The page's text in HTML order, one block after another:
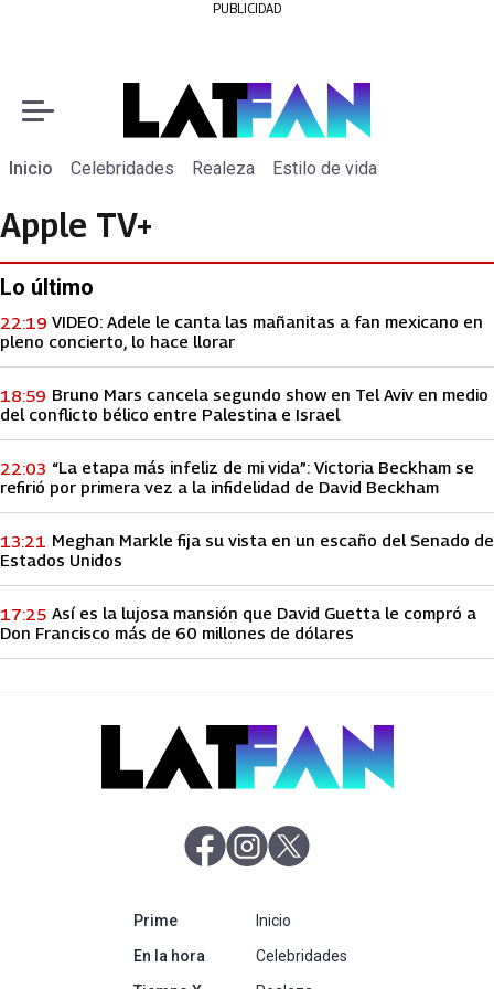
PUBLICIDAD
Inicio Celebridades Realeza Estilo de vida
Apple TV+
Lo último
VIDEO: Adele le canta las mañanitas a fan mexicano en
pleno concierto, lo hace llorar
22:19
Bruno Mars cancela segundo show en Tel Aviv en medio
del conflicto bélico entre Palestina e Israel
18:59
“La etapa más infeliz de mi vida”: Victoria Beckham se
refirió por primera vez a la infidelidad de David Beckham
22:03
Meghan Markle fija su vista en un escaño del Senado de
Estados Unidos
13:21
Así es la lujosa mansión que David Guetta le compró a
Don Francisco más de 60 millones de dólares
17:25
abre en nueva pestaña
abre en nueva pestaña
Primeabre en nueva pestaña
En la hora abre en nueva pestaña
Inicio
Celebridades